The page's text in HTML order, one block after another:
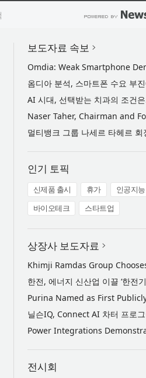
보도자료 속보
인기 토픽
신제품 출시 휴가
인공지능
바이오테크
스타트업
상장사 보도자료
전시회